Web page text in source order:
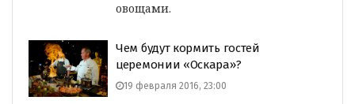
овощами.
Чем будут кормить гостей
церемонии «Оскара»?
19 февраля 2016, 23:00